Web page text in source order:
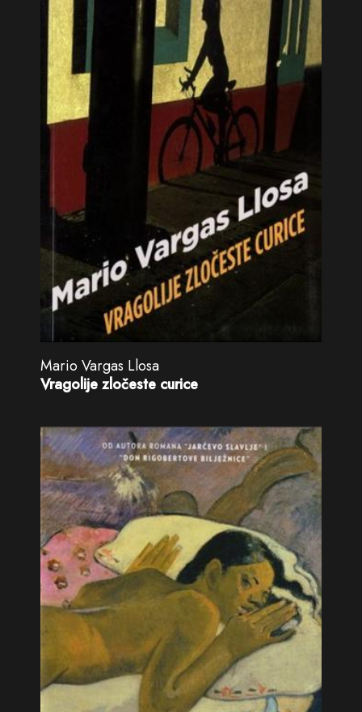
Mario Vargas Llosa
Vragolije zločeste curice